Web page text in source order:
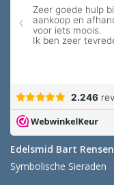
Edelsmid Bart Rensen
Symbolische Sieraden